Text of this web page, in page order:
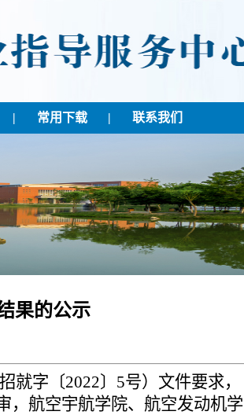
| 常用下载 | 联系我们
果的公示
就字〔2022〕 5号）文件要求，
， 航空宇航学院、航空发动机学